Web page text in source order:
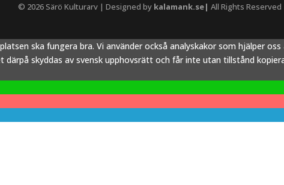
© 2026 Särö Kulturarv | Designed by kalamank.se| All Rights Reserved
ska fungera bra. Vi använder också analyskakor som hjälper
skyddas av svensk upphovsrätt och får inte utan tillstånd